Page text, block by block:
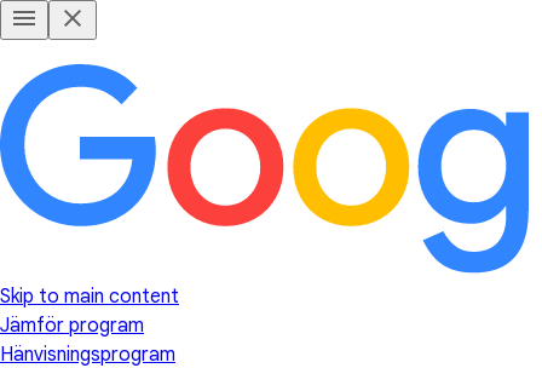
Skip to main content
Jämför program
Hänvisningsprogram